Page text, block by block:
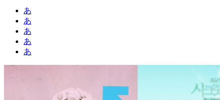
あ
あ
あ
あ
あ